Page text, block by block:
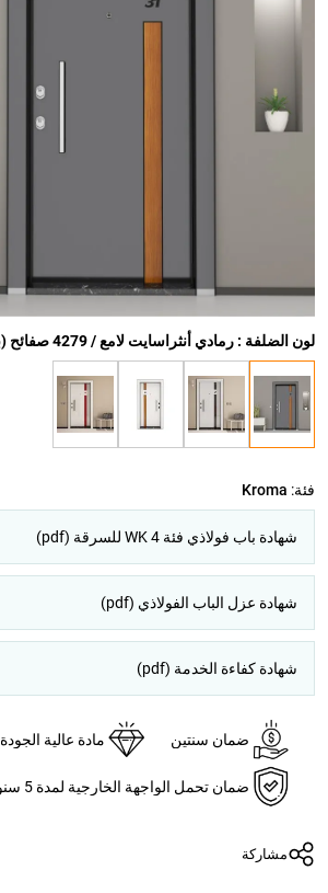
لون الضلفة : رمادي أنثراسايت لامع / 4279 صفائح (بلوط ذهبي)
فئة: Kroma
شهادة باب فولاذي فئة WK 4 للسرقة (pdf)
شهادة عزل الباب الفولاذي (pdf)
شهادة كفاءة الخدمة (pdf)
ضمان سنتين مادة عالية الجودة
ضمان تحمل الواجهة الخارجية لمدة 5 سنوات
مشاركة